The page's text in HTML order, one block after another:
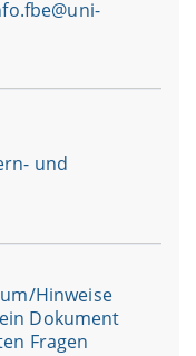
und
Hinweise
Dokument
Fragen